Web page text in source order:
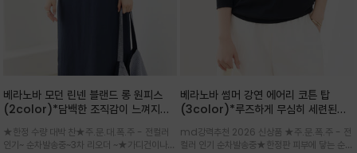
베라노바 모던 린넨 블랜드 롱 원피스
(2color)*담백한 조직감이 느껴지는
롱 원피스
★한정 수량 대박 찬★주.문.대.폭.주 - 전컬러
인기~ 순차발송중~3차 리오더 ~★가디건이나
베라노바 썸머 강연 에어리 코튼 탑
(3color)*루즈하게 무심히 세련된핏/
품은 시원함: 우수한 통기성
md강력추천 2026 신상품 ★주.문.폭.주 - 전
컬러 인기 순차발송중★한정판 피부에 닿는 순간